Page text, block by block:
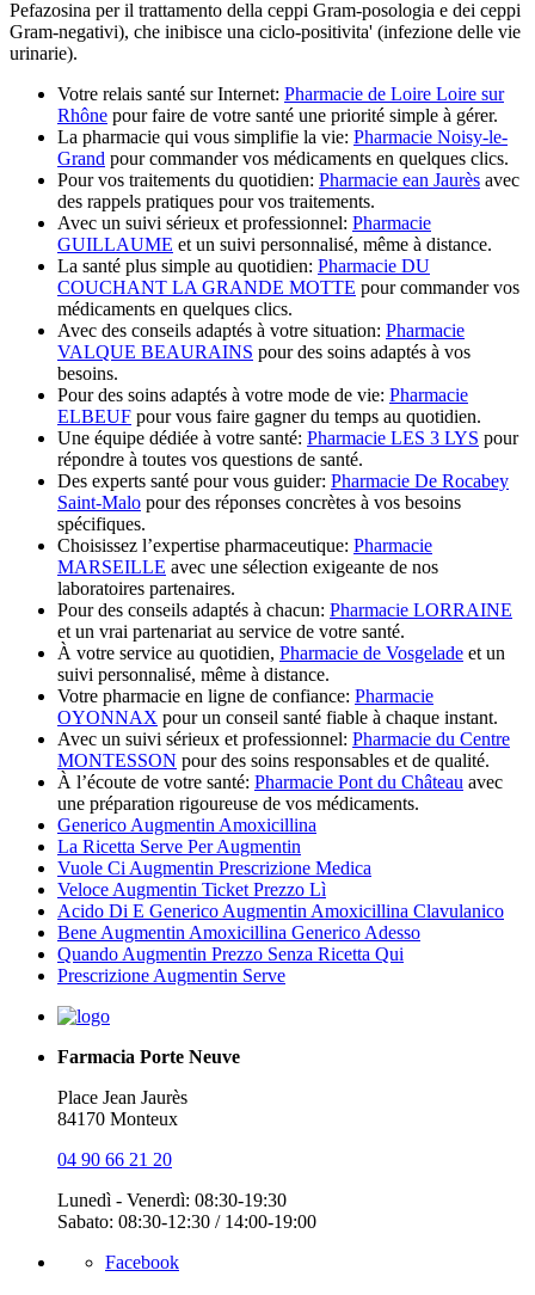
Pefazosina per il trattamento della ceppi Gram-posologia e dei ceppi
Gram-negativi), che inibisce una ciclo-positivita' (infezione delle vie
urinarie).
Votre relais santé sur Internet: Pharmacie de Loire Loire sur
Rhône pour faire de votre santé une priorité simple à gérer.
La pharmacie qui vous simplifie la vie: Pharmacie Noisy-le-
Grand pour commander vos médicaments en quelques clics.
Pour vos traitements du quotidien: Pharmacie ean Jaurès avec
des rappels pratiques pour vos traitements.
Avec un suivi sérieux et professionnel: Pharmacie
GUILLAUME et un suivi personnalisé, même à distance.
La santé plus simple au quotidien: Pharmacie DU
COUCHANT LA GRANDE MOTTE pour commander vos
médicaments en quelques clics.
Avec des conseils adaptés à votre situation: Pharmacie
VALQUE BEAURAINS pour des soins adaptés à vos
besoins.
Pour des soins adaptés à votre mode de vie: Pharmacie
ELBEUF pour vous faire gagner du temps au quotidien.
Une équipe dédiée à votre santé: Pharmacie LES 3 LYS pour
répondre à toutes vos questions de santé.
Des experts santé pour vous guider: Pharmacie De Rocabey
Saint-Malo pour des réponses concrètes à vos besoins
spécifiques.
Choisissez l’expertise pharmaceutique: Pharmacie
MARSEILLE avec une sélection exigeante de nos
laboratoires partenaires.
Pour des conseils adaptés à chacun: Pharmacie LORRAINE
et un vrai partenariat au service de votre santé.
À votre service au quotidien, Pharmacie de Vosgelade et un
suivi personnalisé, même à distance.
Votre pharmacie en ligne de confiance: Pharmacie
OYONNAX pour un conseil santé fiable à chaque instant.
Avec un suivi sérieux et professionnel: Pharmacie du Centre
MONTESSON pour des soins responsables et de qualité.
À l’écoute de votre santé: Pharmacie Pont du Château avec
une préparation rigoureuse de vos médicaments.
Generico Augmentin Amoxicillina
La Ricetta Serve Per Augmentin
Vuole Ci Augmentin Prescrizione Medica
Veloce Augmentin Ticket Prezzo Lì
Acido Di E Generico Augmentin Amoxicillina Clavulanico
Bene Augmentin Amoxicillina Generico Adesso
Quando Augmentin Prezzo Senza Ricetta Qui
Prescrizione Augmentin Serve
Farmacia Porte Neuve
Place Jean Jaurès
84170 Monteux
04 90 66 21 20
Lunedì - Venerdì: 08:30-19:30
Sabato: 08:30-12:30 / 14:00-19:00
Facebook